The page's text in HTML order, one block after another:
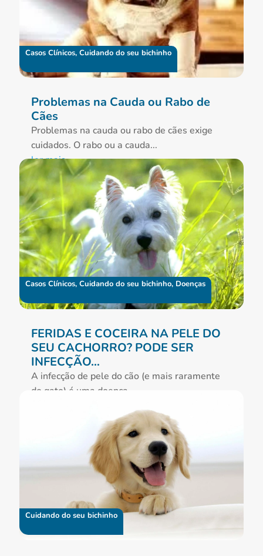
Problemas na Cauda ou Rabo de
Cães
Casos Clínicos, Cuidando do seu bichinho
Problemas na cauda ou rabo de cães exige
cuidados. O rabo ou a cauda...
ler mais
FERIDAS E COCEIRA NA PELE DO
SEU CACHORRO? PODE SER
INFECÇÃO…
Casos Clínicos, Cuidando do seu bichinho, Doenças
A infecção de pele do cão (e mais raramente
do gato) é uma doença...
Cuidando do seu bichinho